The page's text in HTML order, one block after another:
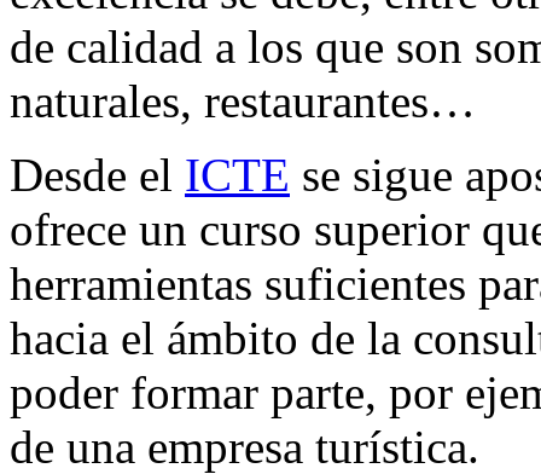
de calidad a los que son
naturales, restaurantes…
Desde el ICTE se sigue
ofrece un curso superior
herramientas suficientes
hacia el ámbito de la
poder formar parte, por
de una empresa turística.